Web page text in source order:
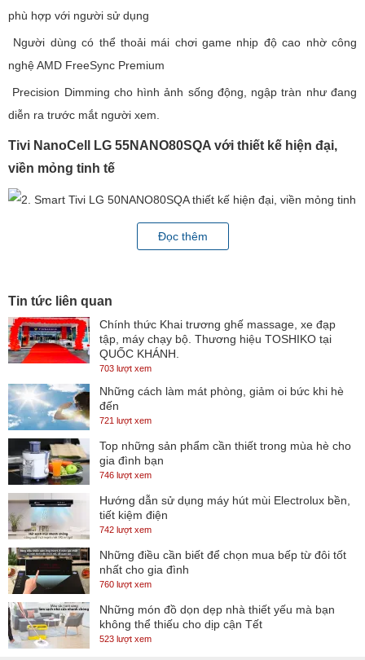
phù hợp với người sử dụng
Người dùng có thể thoải mái chơi game nhịp độ cao nhờ công
nghệ AMD FreeSync Premium
Precision Dimming cho hình ảnh sống động, ngập tràn như đang
diễn ra trước mắt người xem.
Tivi NanoCell LG 55NANO80SQA với thiết kế hiện đại,
viền mỏng tinh tế
Tivi NanoCell LG55NANO80SQA 4K 55 inch mang kiểu
hợp gu với mọi không gian hiện đại ngày nay, viền mỏng cho bạn
trải nghiệm không giới hạn khi xem.
Chân đế của tivi có hìnhchữ Vúp ngược không chỉ đẹp hình thức
mà còn giúp bạn bố trí tivi trên mọi mặt phẳng.
Với kích thướctivi LG 55 inchthì bạn có thể lắp đặt ở các không
gian phòng ngủ, phòng khách hay phòng họp tùy theo mục đích.
Cảnh quay đậm chất điện ảnh nhờ công nghệ Dolby
Vision IQ hiện đại
TiviLG 55NANO80SQA 4K 55 inch giá rẻ chính hãng được trang bị
thêmcông nghệ Dolby Vision IQcó nhiệm vụ tinh chỉnh hình ảnh
dựa vào cấp độ ánh sáng của môi trường xung quanh, giúp đảm
bảo hình ảnh sẽ được hiển thị giống như ý đồ ban đầu của các đạo
diện tài ba.
Sở hữu độ phân giải 4K với 8.3 triệu điểm ảnh giúp
Đọc thêm
Tin tức liên quan
Chính thức Khai trương ghế massage, xe đạp
tập, máy chạy bộ. Thương hiệu TOSHIKO tại
QUỐC KHÁNH.
703 lượt xem
Những cách làm mát phòng, giảm oi bức khi hè
đến
721 lượt xem
Top những sản phẩm cần thiết trong mùa hè cho
gia đình bạn
746 lượt xem
Hướng dẫn sử dụng máy hút mùi Electrolux bền,
tiết kiệm điện
742 lượt xem
Những điều cần biết để chọn mua bếp từ đôi tốt
nhất cho gia đình
760 lượt xem
Những món đồ dọn dẹp nhà thiết yếu mà bạn
không thể thiếu cho dịp cận Tết
523 lượt xem